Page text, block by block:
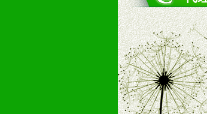
4、具有一定的资金
5、为维护区域经销
十一、公司支持
1、免费人员培训支
由销售明星、业务
2、终端宣传品支持
提供全国统一的产